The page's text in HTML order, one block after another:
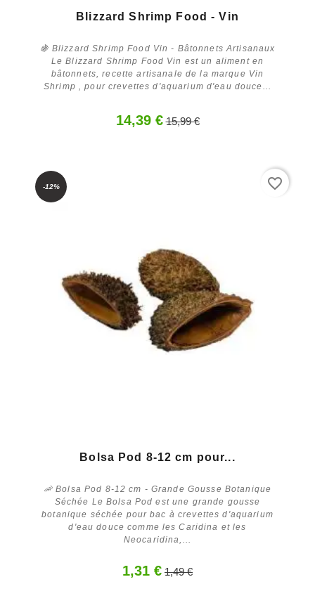
Acheter
Blizzard Shrimp Food - Vin
🍇 Blizzard Shrimp Food Vin - Bâtonnets Artisanaux
Le Blizzard Shrimp Food Vin est un aliment en
bâtonnets, recette artisanale de la marque Vin
Shrimp , pour crevettes d'aquarium d'eau douce...
14,39 € 15,99 €
Acheter
-12%
Bolsa Pod 8-12 cm pour...
🦐 Bolsa Pod 8-12 cm - Grande Gousse Botanique
Séchée Le Bolsa Pod est une grande gousse
botanique séchée pour bac à crevettes d'aquarium
d'eau douce comme les Caridina et les
Neocaridina,...
1,31 € 1,49 €
favorite_border